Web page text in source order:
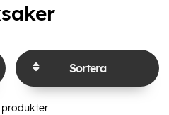
Sortera
produkter